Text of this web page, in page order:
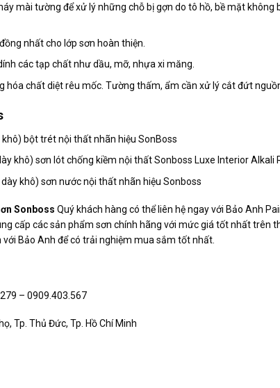
mài tường để xử lý những chỗ bị gợn do tô hồ, bề mặt không
nhất cho lớp sơn hoàn thiện.
các tạp chất như dầu, mỡ, nhựa xi măng.
hóa chất diệt rêu mốc. Tường thấm, ẩm cần xử lý cắt đứt
bột trét nội thất nhãn hiệu SonBoss
khô) sơn lót chống kiềm nội thất Sonboss Luxe Interior Alkali
khô) sơn nước nội thất nhãn hiệu Sonboss
Sonboss Quý khách hàng có thể liên hệ ngay với Bảo Anh
cấp các sản phẩm sơn chính hãng với mức giá tốt nhất trên
Bảo Anh để có trải nghiệm mua sắm tốt nhất.
– 0909.403.567
Tp. Thủ Đức, Tp. Hồ Chí Minh